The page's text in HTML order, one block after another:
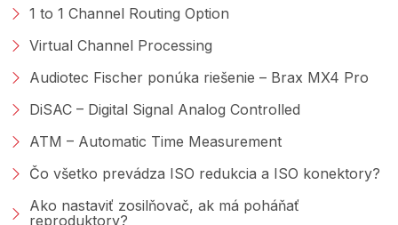
1 to 1 Channel Routing Option
Virtual Channel Processing
Audiotec Fischer ponúka riešenie – Brax MX4 Pro
DiSAC – Digital Signal Analog Controlled
ATM – Automatic Time Measurement
Čo všetko prevádza ISO redukcia a ISO konektory?
Ako nastaviť zosilňovač, ak má poháňať
reproduktory?